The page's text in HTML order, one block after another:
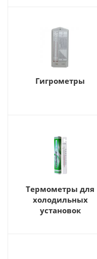
Гигрометры
Термометры для
холодильных
установок